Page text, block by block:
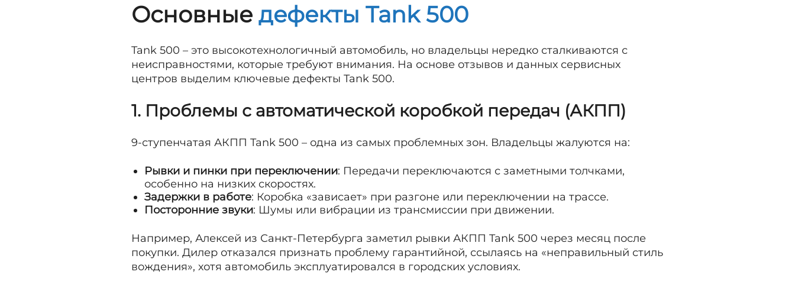
Основные дефекты Tank 500
Tank 500 – это высокотехнологичный автомобиль, но владельцы нередко сталкиваются с
неисправностями, которые требуют внимания. На основе отзывов и данных сервисных
центров выделим ключевые дефекты Tank 500.
1. Проблемы с автоматической коробкой передач (АКПП)
9-ступенчатая АКПП Tank 500 – одна из самых проблемных зон. Владельцы жалуются на:
Рывки и пинки при переключении: Передачи переключаются с заметными толчками,
особенно на низких скоростях.
Задержки в работе: Коробка «зависает» при разгоне или переключении на трассе.
Посторонние звуки: Шумы или вибрации из трансмиссии при движении.
Например, Алексей из Санкт-Петербурга заметил рывки АКПП Tank 500 через месяц после
покупки. Дилер отказался признать проблему гарантийной, ссылаясь на «неправильный стиль
вождения», хотя автомобиль эксплуатировался в городских условиях.